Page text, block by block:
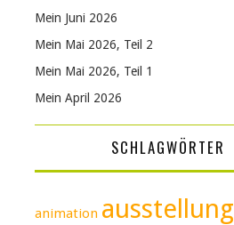
Mein Juni 2026
Mein Mai 2026, Teil 2
Mein Mai 2026, Teil 1
Mein April 2026
SCHLAGWÖRTER
animation ausstellung